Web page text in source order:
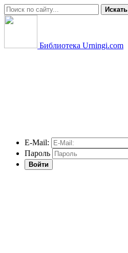
Искать
Библиотека Urningi.com
E-Mail:
Пароль
Войти